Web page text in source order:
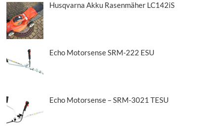
Husqvarna Akku Rasenmäher LC142iS
Echo Motorsense SRM-222 ESU
Echo Motorsense – SRM-3021 TESU